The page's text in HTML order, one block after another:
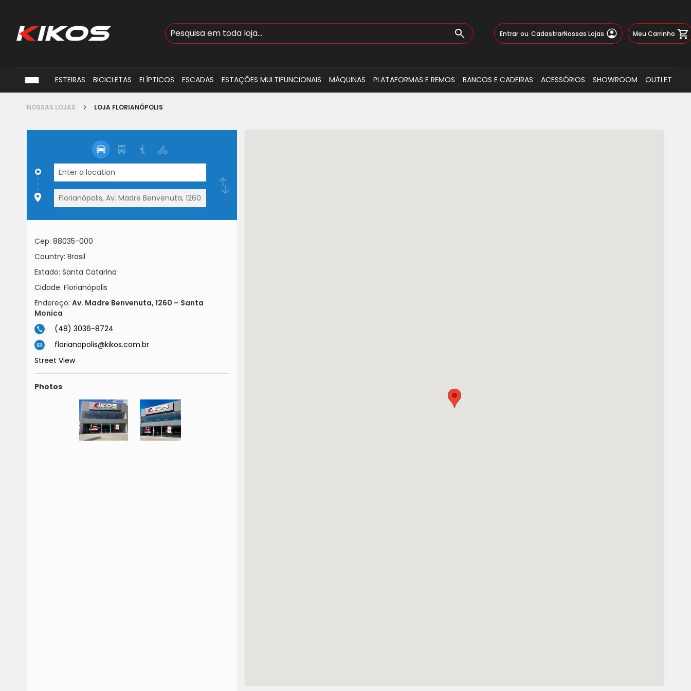
Busca
Pular
para
Entrar CadastrarNossas Lojas Meu Carrinho
ESTEIRAS BICICLETAS ELÍPTICOS ESCADAS ESTAÇÕES MULTIFUNCIONAIS MÁQUINAS PLATAFORMAS E REMOS BANCOS E CADEIRAS ACESSÓRIOS SHOWROOM OUTLET
NOSSAS LOJAS LOJA FLORIANÓPOLIS
Cep: 88035-000
Country: Brasil
Estado: Santa Catarina
Cidade: Florianópolis
Endereço: Av. Madre Benvenuta, 1260 – Santa
Monica
(48) 3036-8724
florianopolis@kikos.com.br
Street View
Photos